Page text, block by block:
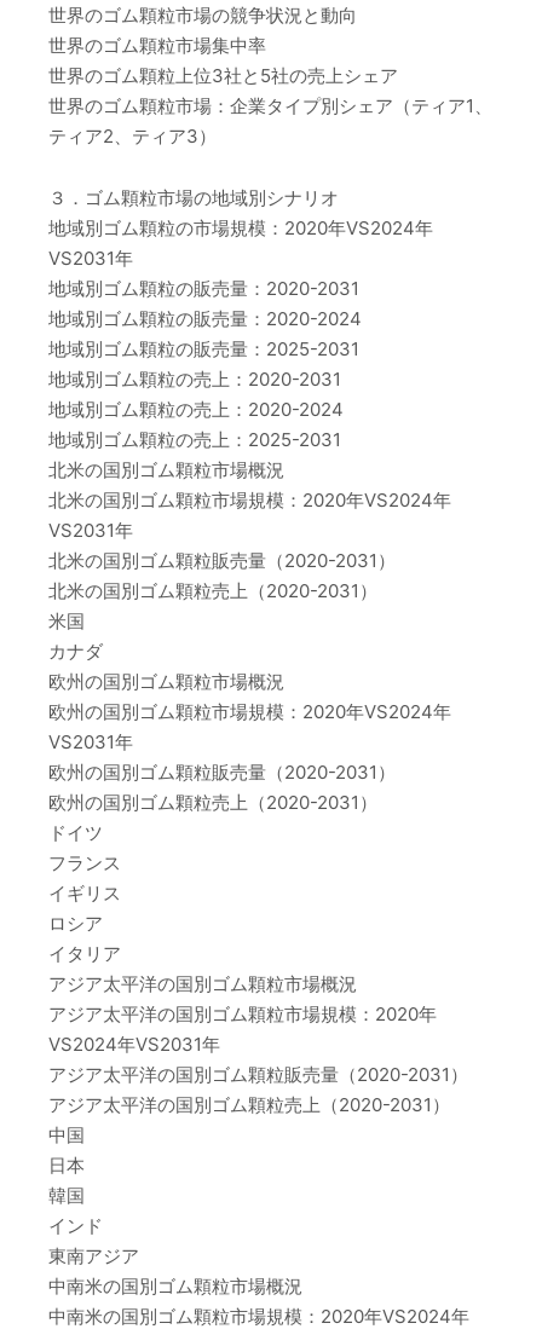
世界のゴム顆粒市場の競争状況と動向
世界のゴム顆粒市場集中率
世界のゴム顆粒上位3社と5社の売上シェア
世界のゴム顆粒市場：企業タイプ別シェア（ティア1、
ティア2、ティア3）
３．ゴム顆粒市場の地域別シナリオ
地域別ゴム顆粒の市場規模：2020年VS2024年
VS2031年
地域別ゴム顆粒の販売量：2020-2031
地域別ゴム顆粒の販売量：2020-2024
地域別ゴム顆粒の販売量：2025-2031
地域別ゴム顆粒の売上：2020-2031
地域別ゴム顆粒の売上：2020-2024
地域別ゴム顆粒の売上：2025-2031
北米の国別ゴム顆粒市場概況
北米の国別ゴム顆粒市場規模：2020年VS2024年
VS2031年
北米の国別ゴム顆粒販売量（2020-2031）
北米の国別ゴム顆粒売上（2020-2031）
米国
カナダ
欧州の国別ゴム顆粒市場概況
欧州の国別ゴム顆粒市場規模：2020年VS2024年
VS2031年
欧州の国別ゴム顆粒販売量（2020-2031）
欧州の国別ゴム顆粒売上（2020-2031）
ドイツ
フランス
イギリス
ロシア
イタリア
アジア太平洋の国別ゴム顆粒市場概況
アジア太平洋の国別ゴム顆粒市場規模：2020年
VS2024年VS2031年
アジア太平洋の国別ゴム顆粒販売量（2020-2031）
アジア太平洋の国別ゴム顆粒売上（2020-2031）
中国
日本
韓国
インド
東南アジア
中南米の国別ゴム顆粒市場概況
中南米の国別ゴム顆粒市場規模：2020年VS2024年